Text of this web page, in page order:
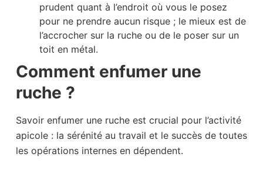
prudent quant à l’endroit où vous le posez
pour ne prendre aucun risque ; le mieux est de
l’accrocher sur la ruche ou de le poser sur un
toit en métal.
Comment enfumer une
ruche ?
Savoir enfumer une ruche est crucial pour l’activité
apicole : la sérénité au travail et le succès de toutes
les opérations internes en dépendent.